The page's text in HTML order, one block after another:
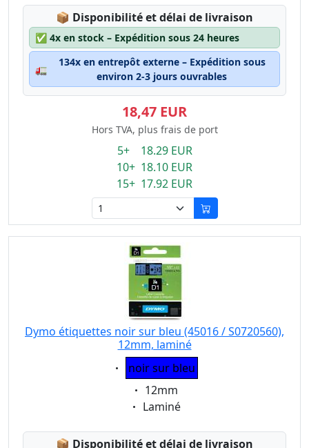
📦 Lagerstatus:
Disponibilité et délai de livraison
✅ 4x en stock – Expédition sous 24 heures
🚛
134x en entrepôt externe – Expédition sous
environ 2-3 jours ouvrables
18,47 EUR
Hors TVA, plus frais de port
5+ 18.29 EUR
10+ 18.10 EUR
15+ 17.92 EUR
Dymo étiquettes noir sur bleu (45016 / S0720560),
12mm, laminé
Eigenschaft:
noir sur bleu
Eigenschaft:
12mm
Eigenschaft:
Laminé
📦 Lagerstatus:
Disponibilité et délai de livraison